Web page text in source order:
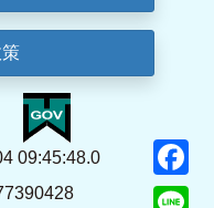
09:45:48.0